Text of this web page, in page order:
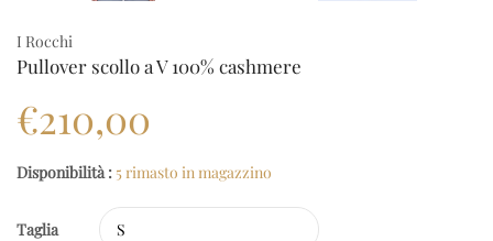
I Rocchi
Pullover scollo a V 100% cashmere
€210,00
Disponibilità : 5 rimasto in magazzino
Taglia